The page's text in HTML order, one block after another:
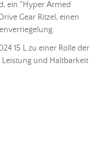
ein "Hyper Armed
Gear Ritzel, einen
15 L zu einer Rolle der
und Haltbarkeit